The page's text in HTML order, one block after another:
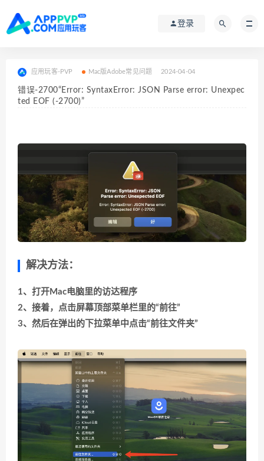
登录
应用玩客-PVP Mac版Adobe常见问题 2024-04-04
错误-2700“Error: SyntaxError: JSON Parse error: Unexpec
ted EOF (-2700)”
解决方法：
1、打开Mac电脑里的访达程序
2、接着，点击屏幕顶部菜单栏里的“前往”
3、然后在弹出的下拉菜单中点击“前往文件夹”